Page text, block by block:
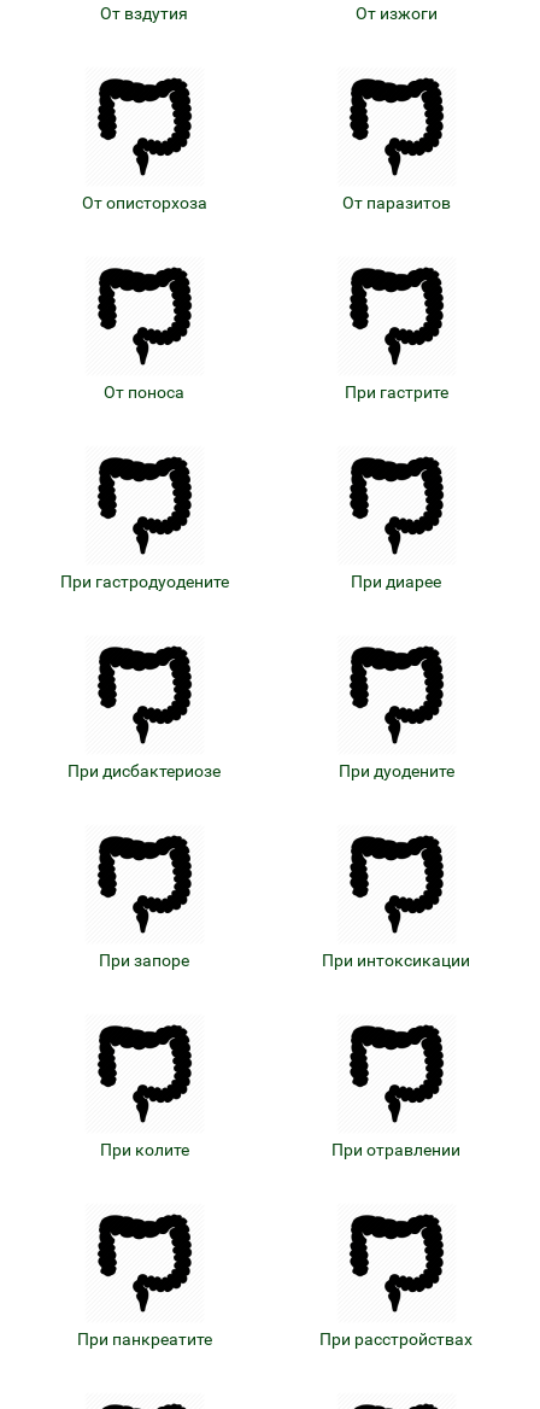
От вздутия От изжоги
От описторхоза От паразитов
От поноса При гастрите
При гастродуодените При диарее
При дисбактериозе При дуодените
При запоре При интоксикации
При колите При отравлении
При панкреатите При расстройствах